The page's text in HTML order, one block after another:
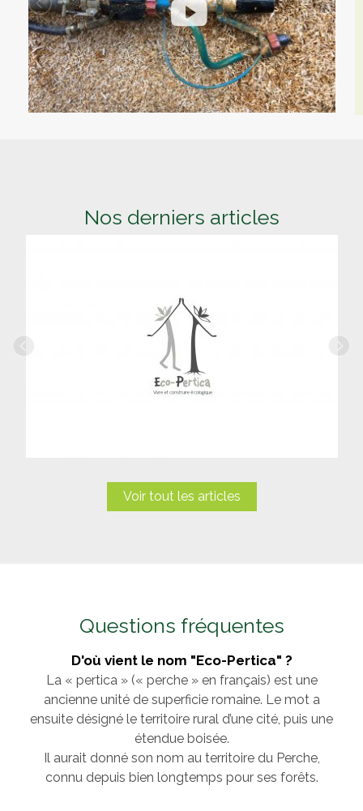
Nos derniers articles
Voir tout les articles
Questions fréquentes
D'où vient le nom "Eco-Pertica" ?
La « pertica » (« perche » en français) est une
ancienne unité de superficie romaine. Le mot a
ensuite désigné le territoire rural d’une cité, puis une
étendue boisée.
Il aurait donné son nom au territoire du Perche,
connu depuis bien longtemps pour ses forêts.